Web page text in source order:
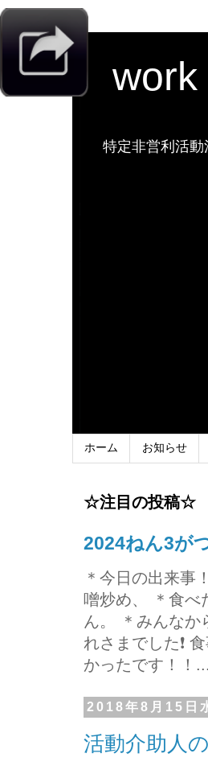
work
特定非営利活動
ホーム お知らせ
☆注目の投稿☆
2024ねん3が
＊今日の出来事
噌炒め、 ＊食べ
ん。 ＊みんなか
れさまでした❗
かったです！！...
2018年8月15日
活動介助人